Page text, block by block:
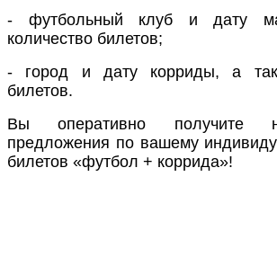
- футбольный клуб и дату
количество билетов;
- город и дату корриды, а
билетов.
Вы оперативно получите
предложения по вашему
билетов «футбол + коррида»!